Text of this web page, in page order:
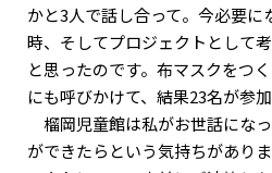
かと3人で話し合って。今必要に
時、そしてプロジェクトとして
と思ったのです。布マスクをつ
にも呼びかけて、結果23名が参
榴岡児童館は私がお世話にな
ができたらという気持ちがあり